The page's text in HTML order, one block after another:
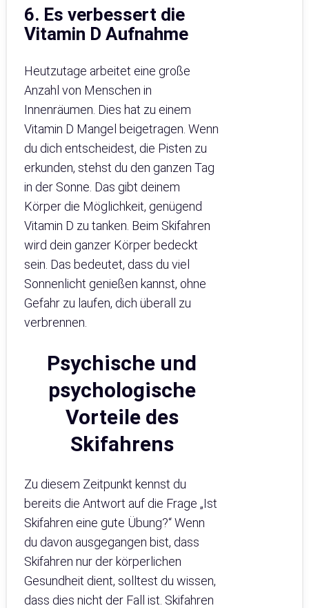
6. Es verbessert die
Vitamin D Aufnahme
Heutzutage arbeitet eine große
Anzahl von Menschen in
Innenräumen. Dies hat zu einem
Vitamin D Mangel beigetragen. Wenn
du dich entscheidest, die Pisten zu
erkunden, stehst du den ganzen Tag
in der Sonne. Das gibt deinem
Körper die Möglichkeit, genügend
Vitamin D zu tanken. Beim Skifahren
wird dein ganzer Körper bedeckt
sein. Das bedeutet, dass du viel
Sonnenlicht genießen kannst, ohne
Gefahr zu laufen, dich überall zu
verbrennen.
Psychische und
psychologische
Vorteile des
Skifahrens
Zu diesem Zeitpunkt kennst du
bereits die Antwort auf die Frage „Ist
Skifahren eine gute Übung?“ Wenn
du davon ausgegangen bist, dass
Skifahren nur der körperlichen
Gesundheit dient, solltest du wissen,
dass dies nicht der Fall ist. Skifahren